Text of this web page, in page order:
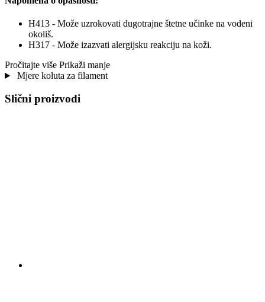
H413 - Može uzrokovati dugotrajne štetne učinke na vodeni
okoliš.
H317 - Može izazvati alergijsku reakciju na koži.
Pročitajte više Prikaži manje
Mjere koluta za filament
Slični proizvodi